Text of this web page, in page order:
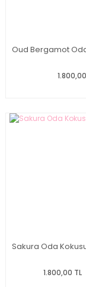
Oud Bergamot
Sakura Oda
1.800,00 TL